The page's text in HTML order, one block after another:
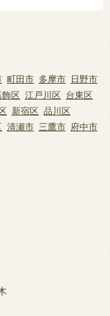
町田市 多摩市
日野市
飾区 江戸川区
台東区
新宿区
品川区
清瀬市 三鷹市
府中市